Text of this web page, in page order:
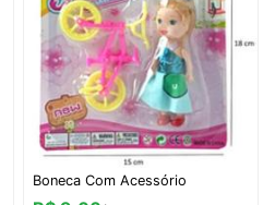
Boneca Com Acessório